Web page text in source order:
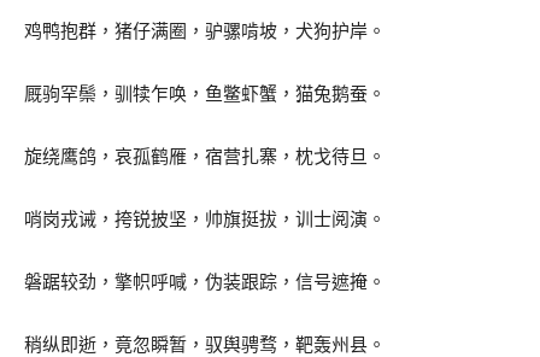
鸡鸭抱群，猪仔满圈，驴骡啃坡，犬狗护岸。
厩驹罕鬃，驯犊乍唤，鱼鳖虾蟹，猫兔鹅蚕。
旋绕鹰鸽，哀孤鹤雁，宿营扎寨，枕戈待旦。
哨岗戎诫，挎锐披坚，帅旗挺拔，训士阅演。
磐踞较劲，擎帜呼喊，伪装跟踪，信号遮掩。
稍纵即逝，竟忽瞬暂，驭舆骋骛，靶轰州县。